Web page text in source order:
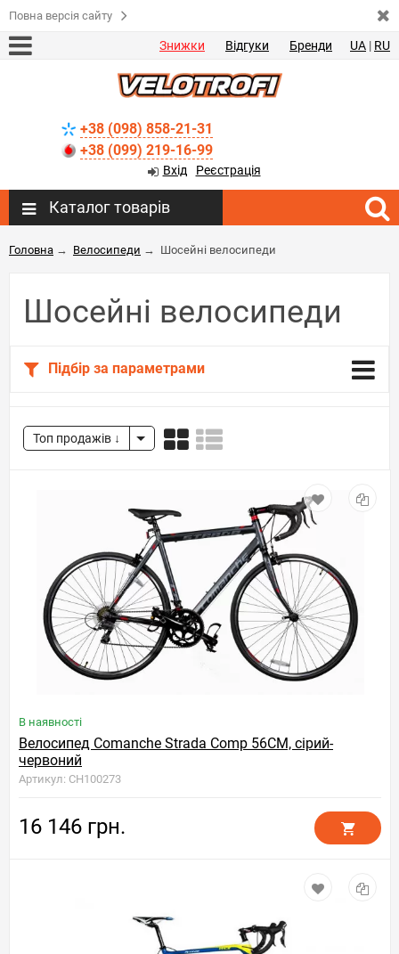
Повна версія сайту
Знижки Відгуки Бренди UA | RU
+38 (098) 858-21-31
+38 (099) 219-16-99
Вхід Реєстрація
Каталог товарів
Головна → Велосипеди → Шосейні велосипеди
Шосейні велосипеди
Підбір за параметрами
Топ продажів
В наявності
Велосипед Comanche Strada Comp 56CM, сірий-
червоний
Артикул: CH100273
16 146 грн.